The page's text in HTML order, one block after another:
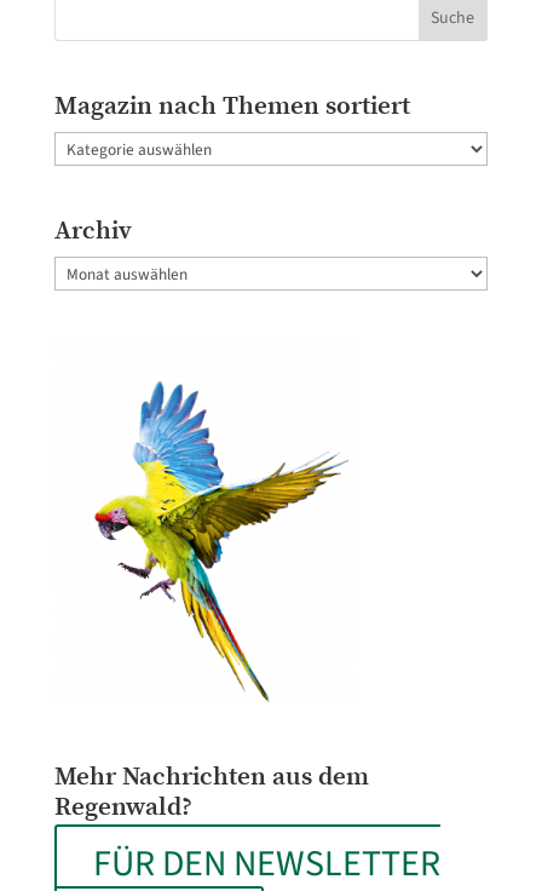
Magazin nach Themen sortiert
Magazin
sortiert
Archiv
Archiv
Mehr Nachrichten aus dem
Regenwald?
FÜR DEN NEWSLETTER